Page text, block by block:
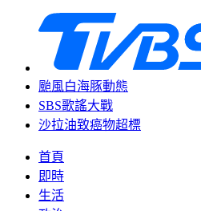
颱風白海豚動態
SBS歌謠大戰
沙拉油致癌物超標
首頁
即時
生活